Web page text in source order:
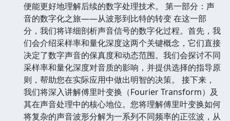
便能更好地理解后续的数字处理技术。 第一部分：声
音的数字化之旅——从波形到比特的转变 在这一部
分，我们将详细剖析声音信号的数字化过程。首先，我
们会介绍采样率和量化深度这两个关键概念，它们直接
决定了数字声音的保真度和动态范围。我们会探讨不同
采样率和量化深度对音质的影响，并提供选择的指导原
则，帮助您在实际应用中做出明智的决策。 接下来，
我们将深入讲解傅里叶变换（Fourier Transform）及
其在声音处理中的核心地位。您将理解傅里叶变换如何
将复杂的声音波形分解为一系列不同频率的正弦波，从